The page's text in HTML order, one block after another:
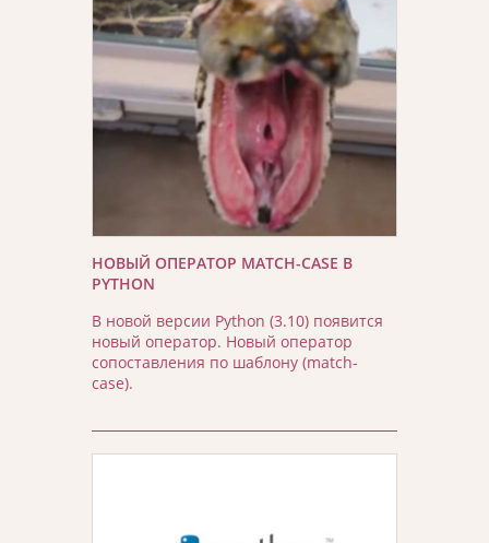
НОВЫЙ ОПЕРАТОР MATCH-CASE В
PYTHON
В новой версии Python (3.10) появится
новый оператор. Новый оператор
сопоставления по шаблону (match-
case).